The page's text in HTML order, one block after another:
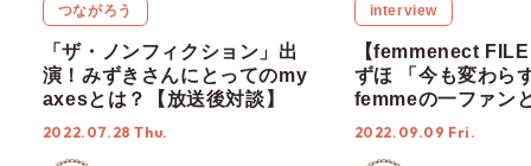
つながろう
「ザ・ノンフィクション」出
演！みずきさんにとってのmy
axesとは？【放送後対談】
2022.07.28 Thu.
interview
【femmenect
ずほ 「今も変わら
femmeの一ファン
力を届けていきた
2022.09.09 Fri.